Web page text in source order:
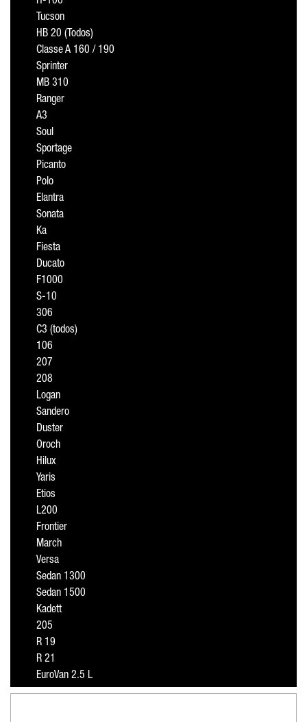
Tucson
HB 20 (Todos)
Classe A 160 / 190
Sprinter
MB 310
Ranger
A3
Soul
Sportage
Picanto
Polo
Elantra
Sonata
Ka
Fiesta
Ducato
F1000
S-10
306
C3 (todos)
106
207
208
Logan
Sandero
Duster
Oroch
Hilux
Yaris
Etios
L200
Frontier
March
Versa
Sedan 1300
Sedan 1500
Kadett
205
R 19
R 21
EuroVan 2.5 L